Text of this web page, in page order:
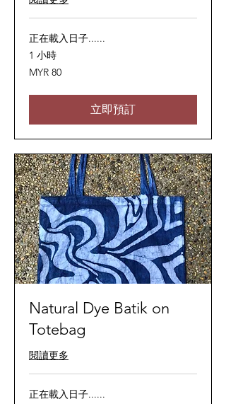
正在載入日子......
1 小時
80
马
西
吉
MYR 80
立即預訂
Natural Dye Batik on
Totebag
閱讀更多
正在載入日子......